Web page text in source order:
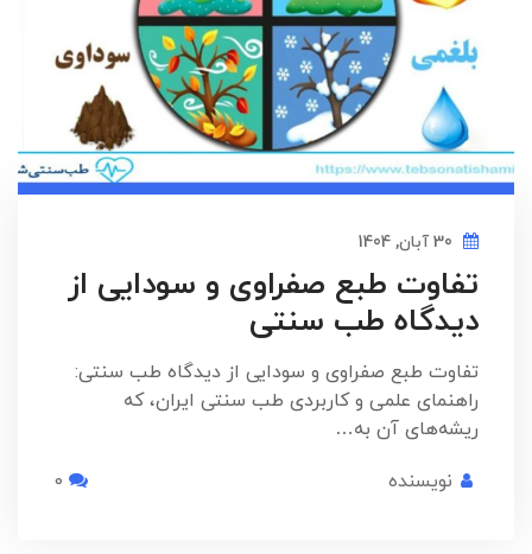
تفاوت طبع صفراوی و سودایی از
دیدگاه طب سنتی
تفاوت طبع صفراوی و سودایی از دیدگاه طب سنتی:
راهنمای علمی و کاربردی طب سنتی ایران، که
ریشه‌های آن به…
نویسنده